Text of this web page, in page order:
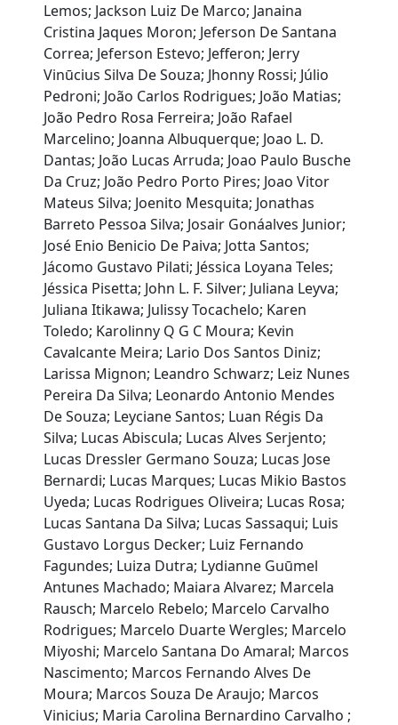
Lemos; Jackson Luiz De Marco; Janaina
Cristina Jaques Moron; Jeferson De Santana
Correa; Jeferson Estevo; Jefferon; Jerry
Vinūcius Silva De Souza; Jhonny Rossi; Júlio
Pedroni; João Carlos Rodrigues; João Matias;
João Pedro Rosa Ferreira; João Rafael
Marcelino; Joanna Albuquerque; Joao L. D.
Dantas; João Lucas Arruda; Joao Paulo Busche
Da Cruz; João Pedro Porto Pires; Joao Vitor
Mateus Silva; Joenito Mesquita; Jonathas
Barreto Pessoa Silva; Josair Gonáalves Junior;
José Enio Benicio De Paiva; Jotta Santos;
Jácomo Gustavo Pilati; Jéssica Loyana Teles;
Jéssica Pisetta; John L. F. Silver; Juliana Leyva;
Juliana Itikawa; Julissy Tocachelo; Karen
Toledo; Karolinny Q G C Moura; Kevin
Cavalcante Meira; Lario Dos Santos Diniz;
Larissa Mignon; Leandro Schwarz; Leiz Nunes
Pereira Da Silva; Leonardo Antonio Mendes
De Souza; Leyciane Santos; Luan Régis Da
Silva; Lucas Abiscula; Lucas Alves Serjento;
Lucas Dressler Germano Souza; Lucas Jose
Bernardi; Lucas Marques; Lucas Mikio Bastos
Uyeda; Lucas Rodrigues Oliveira; Lucas Rosa;
Lucas Santana Da Silva; Lucas Sassaqui; Luis
Gustavo Lorgus Decker; Luiz Fernando
Fagundes; Luiza Dutra; Lydianne Guūmel
Antunes Machado; Maiara Alvarez; Marcela
Rausch; Marcelo Rebelo; Marcelo Carvalho
Rodrigues; Marcelo Duarte Wergles; Marcelo
Miyoshi; Marcelo Santana Do Amaral; Marcos
Nascimento; Marcos Fernando Alves De
Moura; Marcos Souza De Araujo; Marcos
Vinicius; Maria Carolina Bernardino Carvalho ;